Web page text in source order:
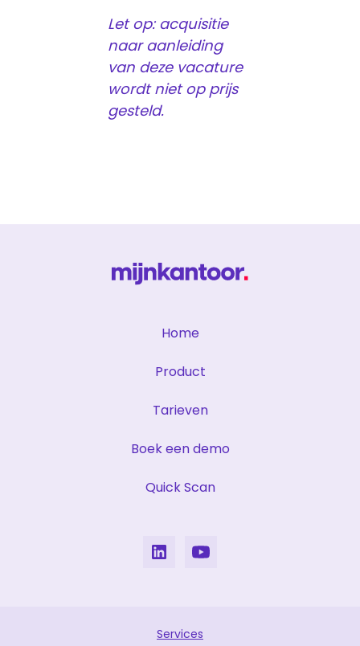
Let op: acquisitie
naar aanleiding
van deze vacature
wordt niet op prijs
gesteld.
Home
Product
Tarieven
Boek een demo
Quick Scan
Services